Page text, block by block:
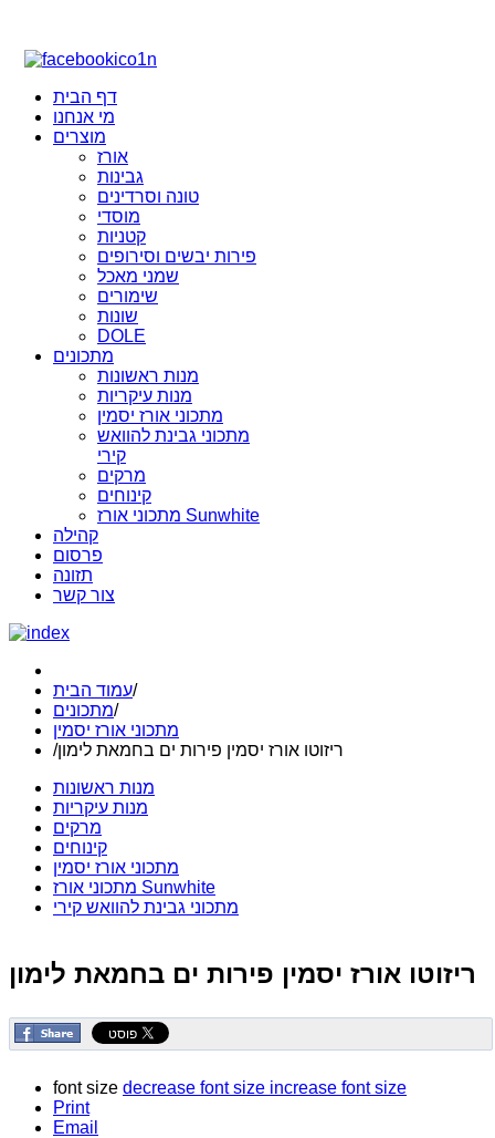
דף הבית
מי אנחנו
מוצרים
אורז
גבינות
טונה וסרדינים
מוסדי
קטניות
פירות יבשים וסירופים
שמני מאכל
שימורים
שונות
DOLE
מתכונים
מנות ראשונות
מנות עיקריות
מתכוני אורז יסמין
מתכוני גבינת להוואש
קירי
מרקים
קינוחים
מתכוני אורז Sunwhite
קהילה
פרסום
תזונה
צור קשר
עמוד הבית/
מתכונים/
מתכוני אורז יסמין
/ריזוטו אורז יסמין פירות ים בחמאת לימון
מנות ראשונות
מנות עיקריות
מרקים
קינוחים
מתכוני אורז יסמין
מתכוני אורז Sunwhite
מתכוני גבינת להוואש קירי
ריזוטו אורז יסמין פירות ים בחמאת לימון
font size decrease font size increase font size
Print
Email